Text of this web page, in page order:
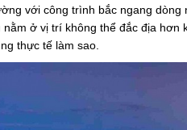
với công trình bắc ngang
ở vị trí không thể đắc địa
thực tế làm sao.